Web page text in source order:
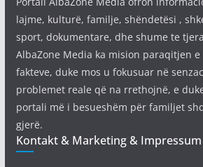
lajme, kulturë, familje, shëndetësi ,
sport, dokumentare, dhe shume te
AlbaZone Media ka mision paraqitjen
fakteve, duke mos u fokusuar në
problemet reale që na rrethojnë, e
portali më i besueshëm për familjet
gjerë.
Kontakt & Marketing & Impressum